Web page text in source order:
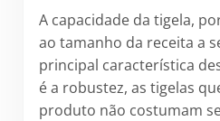
A capacidade da tigela,
ao tamanho da receita a
principal característica
é a robustez, as tigelas
produto não costumam